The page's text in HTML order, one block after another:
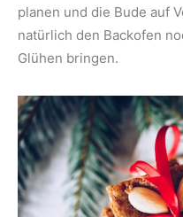
planen und die Bude auf
natürlich den Backofen
Glühen bringen.